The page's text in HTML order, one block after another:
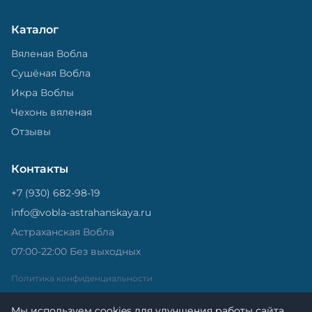
Каталог
Вяленая Вобла
Сушёная Вобла
Икра Воблы
Чехонь вяленая
Отзывы
Контакты
+7 (930) 682-98-19
info@vobla-astrahanskaya.ru
Астраханская Вобла
07:00-22:00 Без выходных
Политика конфиденциальности